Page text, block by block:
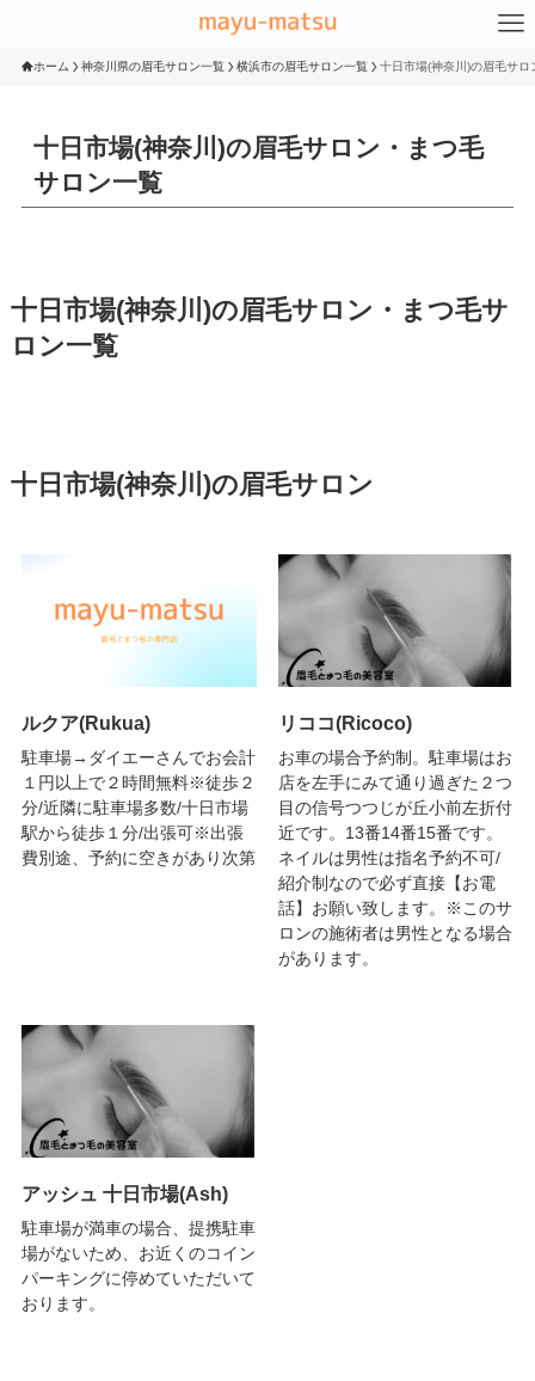
ホーム 神奈川県の眉毛サロン一覧 横浜市の眉毛サロン一覧 十日市場(神奈川)の眉毛サロ
十日市場(神奈川)の眉毛サロン・まつ毛
サロン一覧
十日市場(神奈川)の眉毛サロン・まつ毛サ
ロン一覧
十日市場(神奈川)の眉毛サロン
ルクア(Rukua)
駐車場→ダイエーさんでお会計
１円以上で２時間無料※徒歩２
分/近隣に駐車場多数/十日市場
駅から徒歩１分/出張可※出張
費別途、予約に空きがあり次第
リココ(Ricoco)
お車の場合予約制。駐車場はお
店を左手にみて通り過ぎた２つ
目の信号つつじが丘小前左折付
近です。13番14番15番です。
ネイルは男性は指名予約不可/
紹介制なので必ず直接【お電
話】お願い致します。※このサ
ロンの施術者は男性となる場合
があります。
アッシュ 十日市場(Ash)
駐車場が満車の場合、提携駐車
場がないため、お近くのコイン
パーキングに停めていただいて
おります。